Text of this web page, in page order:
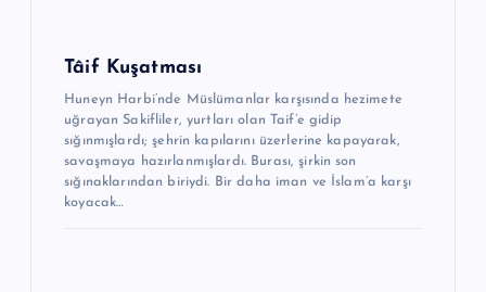
Tâif Kuşatması
Huneyn Harbi’nde Müslümanlar karşısında hezimete
uğrayan Sakifliler, yurtları olan Taif’e gidip
sığınmışlardı; şehrin kapılarını üzerlerine kapayarak,
savaşmaya hazırlanmışlardı. Burası, şirkin son
sığınaklarından biriydi. Bir daha iman ve İslam’a karşı
koyacak…